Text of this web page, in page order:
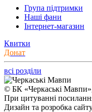
Група підтримки
Наші фани
Інтернет-магазин
Квитки
Донат
всі розділи
© БК «Черкаські
При цитуванні
Дизайн та розробка